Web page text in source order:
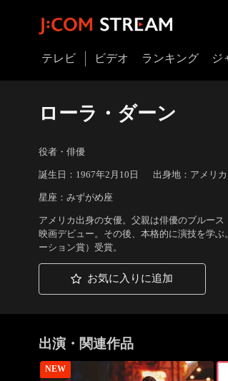
テレビ ビデオ ランキング ジ
ローラ・ダーン
役者・俳優
誕生日：1967年2月10日 出身地：アメリ
星座：みずがめ座
アメリカ出身の女優。父親は俳優のブルー
映画デビュー。その後、本格的に演技を学
ーション賞）受賞。
お気に入りに追加
出演・関連作品
NEW